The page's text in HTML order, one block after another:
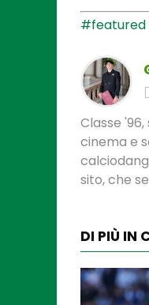
#featured
Classe
cinema e
sito, che
DI PIÙ IN